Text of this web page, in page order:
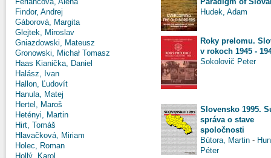
Findor, Andrej
Gáborová, Margita
Glejtek, Miroslav
Gniazdowski, Mateusz
Gronowski, Michał Tomasz
Haas Kianička, Daniel
Halász, Ivan
Hallon, Ľudovít
Hanula, Matej
Hertel, Maroš
Hetényi, Martin
Hirt, Tomáš
Hlavačková, Miriam
Holec, Roman
Hollý, Karol
Hudek, Adam
Roky prelomu.
v rokoch 1945 -
Sokolovič Peter
Slovensko 1995.
správa o stave
spoločnosti
Bútora, Martin -
Péter